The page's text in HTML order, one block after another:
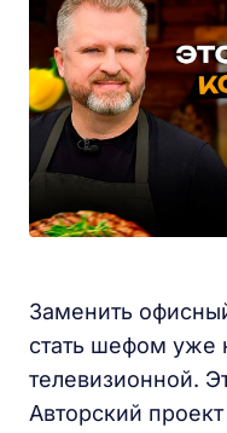
Заменить
стать шефом уже
телевизионной.
Авторский